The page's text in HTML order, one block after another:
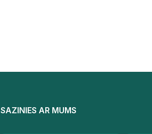
SAZINIES AR MUMS